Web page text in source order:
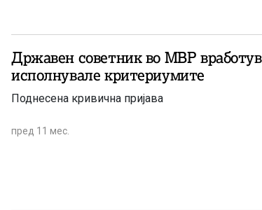
Државен советник во МВР
исполнувале критериумите
Поднесена кривична пријава
пред 11 мес.